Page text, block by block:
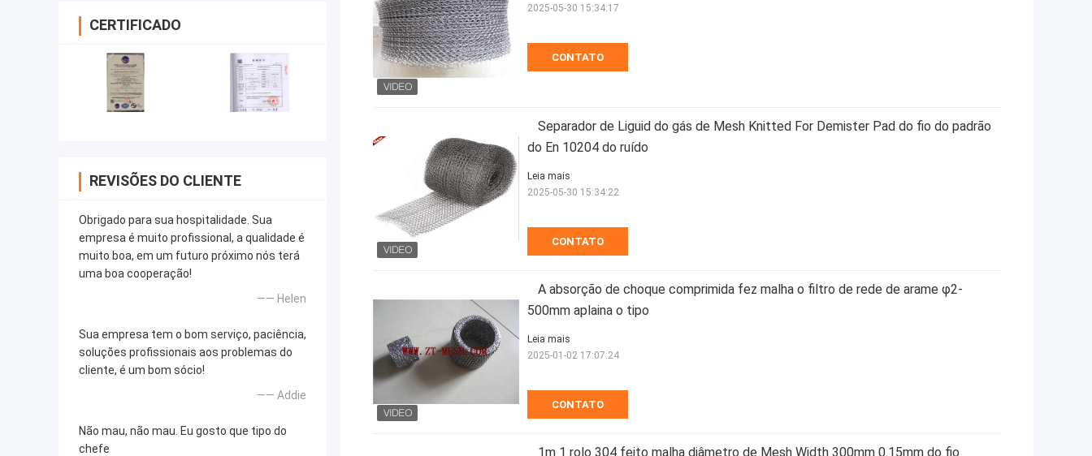
CERTIFICADO
REVISÕES DO CLIENTE
Obrigado para sua hospitalidade. Sua
empresa é muito profissional, a qualidade é
muito boa, em um futuro próximo nós terá
uma boa cooperação!
—— Helen
Sua empresa tem o bom serviço, paciência,
soluções profissionais aos problemas do
cliente, é um bom sócio!
—— Addie
Não mau, não mau. Eu gosto que tipo do
chefe
CONTATO
2025-05-30 15:34:17
Separador de Liguid do gás de Mesh Knitted For Demister Pad do fio do padrão
do En 10204 do ruído
CONTATO
Leia mais
2025-05-30 15:34:22
A absorção de choque comprimida fez malha o filtro de rede de arame φ2-
500mm aplaina o tipo
CONTATO
Leia mais
2025-01-02 17:07:24
1m 1 rolo 304 feito malha diâmetro de Mesh Width 300mm 0.15mm do fio